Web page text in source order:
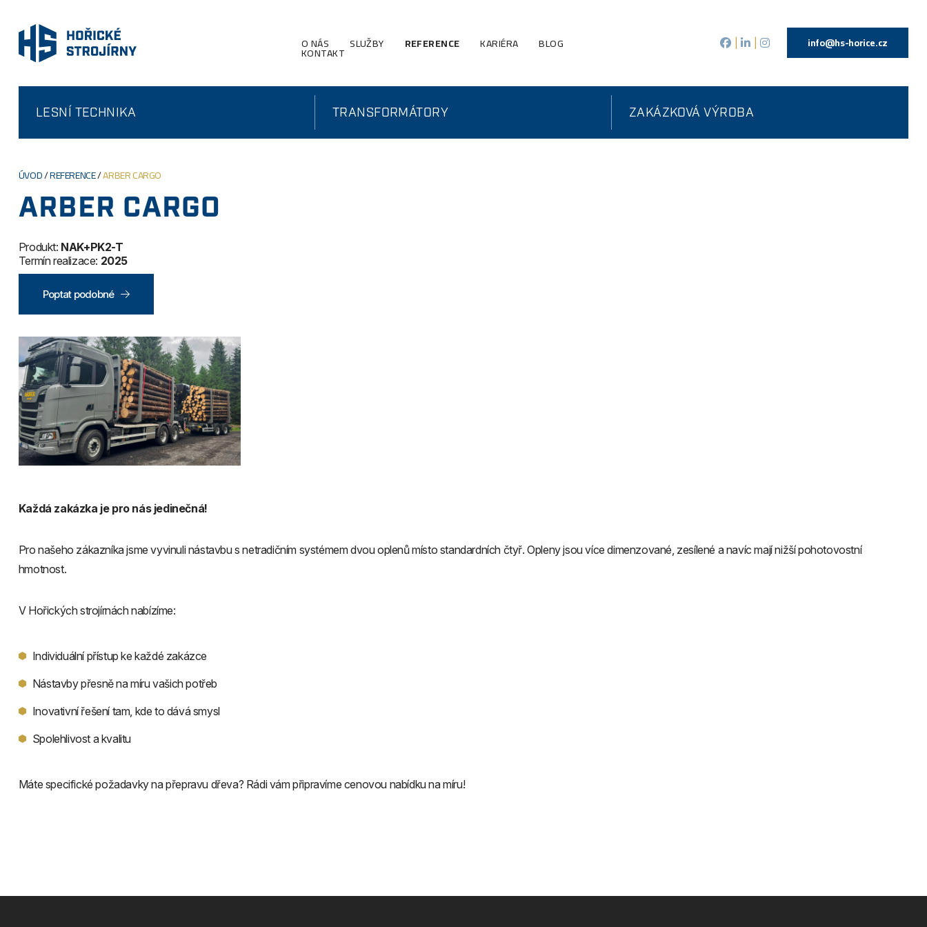
O NÁS SLUŽBY REFERENCE KARIÉRA BLOG
KONTAKT
info@hs-horice.cz
LESNÍ TECHNIKA TRANSFORMÁTORY ZAKÁZKOVÁ VÝROBA
ÚVOD/REFERENCE/ARBER CARGO
ARBER CARGO
Produkt: NAK+PK2-T
Termín realizace: 2025
Poptat podobné
Každá zakázka je pro nás jedinečná!
Pro našeho zákazníka jsme vyvinuli nástavbu s netradičním systémem dvou oplenů místo standardních čtyř. Opleny jsou více dimenzované, zesílené a navíc mají nižší pohotovostní
hmotnost.
V Hořických strojírnách nabízíme:
Individuální přístup ke každé zakázce
Nástavby přesně na míru vašich potřeb
Inovativní řešení tam, kde to dává smysl
Spolehlivost a kvalitu
Máte specifické požadavky na přepravu dřeva? Rádi vám připravíme cenovou nabídku na míru!